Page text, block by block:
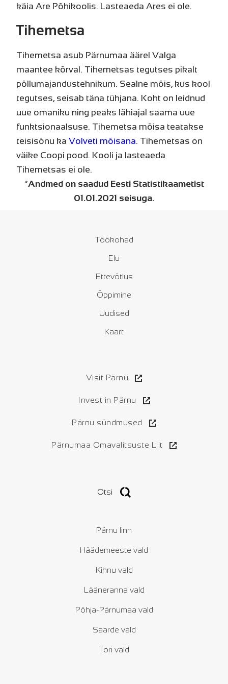
käia Are Põhikoolis. Lasteaeda Ares ei ole.
Tihemetsa
Tihemetsa asub Pärnumaa äärel Valga
maantee kõrval. Tihemetsas tegutses pikalt
põllumajandustehnikum. Sealne mõis, kus kool
tegutses, seisab täna tühjana. Koht on leidnud
uue omaniku ning peaks lähiajal saama uue
funktsionaalsuse. Tihemetsa mõisa teatakse
teisisõnu kaVolveti mõisana. Tihemetsas on
väike Coopi pood. Kooli ja lasteaeda
Tihemetsas ei ole.
*Andmed on saadud Eesti Statistikaametist
01.01.2021 seisuga.
Töökohad
Elu
Ettevõtlus
Õppimine
Uudised
Kaart
Visit Pärnu
Invest in Pärnu
Pärnu sündmused
Pärnumaa Omavalitsuste Liit
Otsi
Pärnu linn
Häädemeeste vald
Kihnu vald
Lääneranna vald
Põhja-Pärnumaa vald
Saarde vald
Tori vald